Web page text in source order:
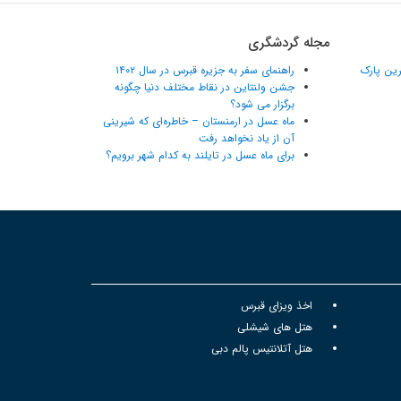
پارک
مجله گردشگری
راهنمای سفر به جزیره قبرس در سال ۱۴۰۲
جشن ولنتاین در نقاط مختلف دنیا چگونه
برگزار می شود؟
ماه عسل در ارمنستان – خاطره‌ای که شیرینی
آن از یاد نخواهد رفت
برای ماه عسل در تایلند به کدام شهر برویم؟
اخذ ویزای قبرس
هتل های شیشلی
هتل آتلانتیس پالم دبی